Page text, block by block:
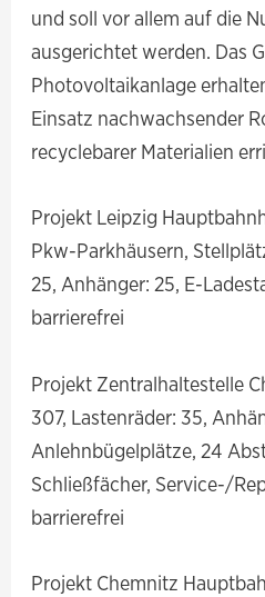
und soll vor allem auf die
ausgerichtet werden. Das
Photovoltaikanlage
Einsatz nachwachsender
recyclebarer Materialien
Projekt Leipzig
Pkw-Parkhäusern,
25, Anhänger: 25, E-
barrierefrei
Projekt Zentralhaltestelle
307, Lastenräder: 35,
Anlehnbügelplätze, 24
Schließfächer, Service-/
barrierefrei
Projekt Chemnitz